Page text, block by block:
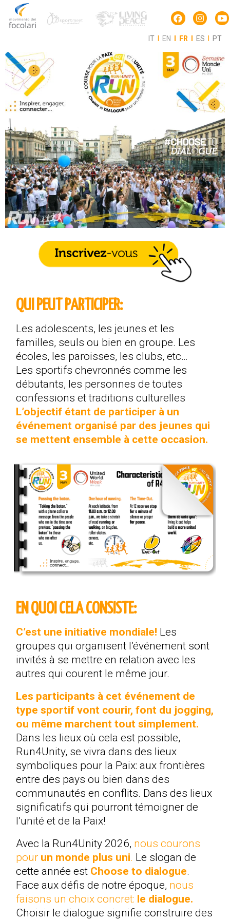
IT EN FR ES PT
QUI PEUT PARTICIPER:
Les adolescents, les jeunes et les
familles, seuls ou bien en groupe. Les
écoles, les paroisses, les clubs, etc…
Les sportifs chevronnés comme les
débutants, les personnes de toutes
confessions et traditions culturelles
L’objectif étant de participer à un
événement organisé par des jeunes qui
se mettent ensemble à cette occasion.
EN QUOI CELA CONSISTE:
C’est une initiative mondiale! Les
groupes qui organisent l’événement sont
invités à se mettre en relation avec les
autres qui courent le même jour.
Les participants à cet événement de
type sportif vont courir, font du jogging,
ou même marchent tout simplement.
Dans les lieux où cela est possible,
Run4Unity, se vivra dans des lieux
symboliques pour la Paix: aux frontières
entre des pays ou bien dans des
communautés en conflits. Dans des lieux
significatifs qui pourront témoigner de
l’unité et de la Paix!
Avec la Run4Unity 2026, nous courons
pour un monde plus uni. Le slogan de
cette année est Choose to dialogue.
Face aux défis de notre époque, nous
faisons un choix concret: le dialogue.
Choisir le dialogue signifie construire des